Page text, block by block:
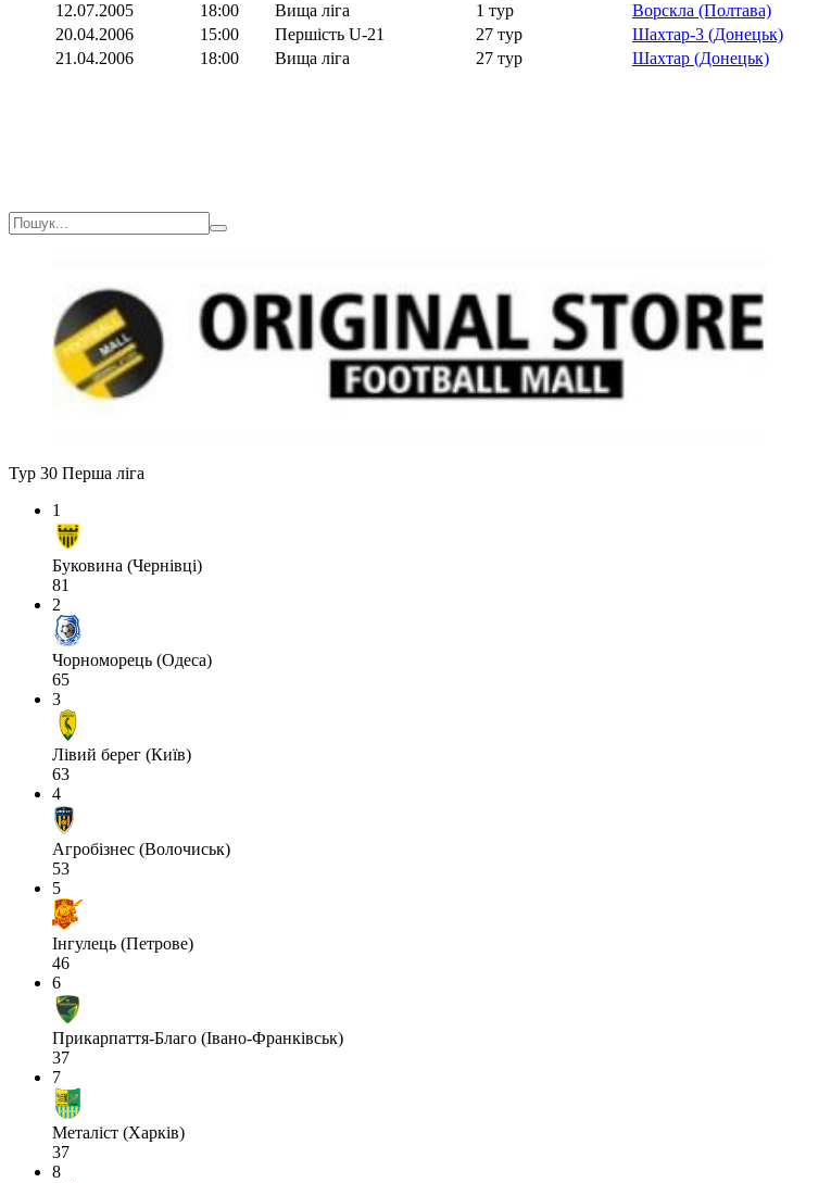
12.07.2005
18:00 Вища ліга 1 тур Ворскла (Полтава)
20.04.2006
15:00 Першість U-21 27 тур Шахтар-3 (Донецьк)
21.04.2006
18:00 Вища ліга 27 тур Шахтар (Донецьк)
Тур 30 Перша ліга
1
Буковина (Чернівці)
81
2
Чорноморець (Одеса)
65
3
Лівий берег (Київ)
63
4
Агробізнес (Волочиськ)
53
5
Інгулець (Петрове)
46
6
Прикарпаття-Благо (Івано-Франківськ)
37
7
Металіст (Харків)
37
8